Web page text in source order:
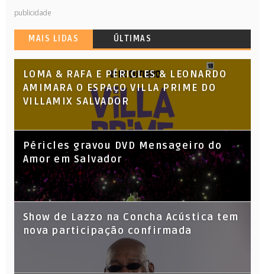
publicidade
MAIS LIDAS ÚLTIMAS
LOMA & RAFA E PÉRICLES & LEONARDO
AMIMARA O ESPAÇO VILLA PRIME DO
VILLAMIX SALVADOR
Péricles gravou DVD Mensageiro do
Amor em Salvador
Show de Lazzo na Concha Acústica tem
nova participação confirmada